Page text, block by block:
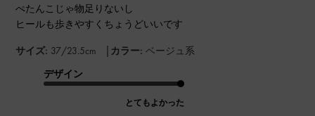
ぺたんこじゃ物足りないし
ヒールも歩きやすくちょうどいいです
サイズ: 37/23.5cm | カラー: ベージュ系
デザイン
とてもよかった